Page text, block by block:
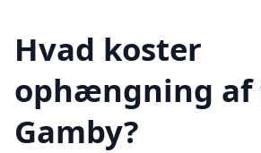
Hvad koster
ophængning af
Gamby?